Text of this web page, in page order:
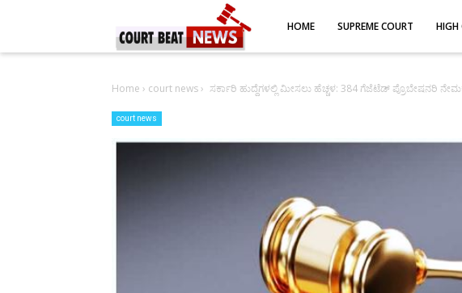
HOME SUPREME COURT HIGH
Home › court news› ಸರ್ಕಾರಿ ಹುದ್ದೆಗಳಲ್ಲಿ ಮೀಸಲು ಹೆಚ್ಚಳ: 384 ಗೆಜೆಟೆಡ್ ಪ್ರೊಬೇಷನರಿ
court news